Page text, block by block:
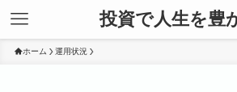
投資で人生を豊
ホーム 運用状況